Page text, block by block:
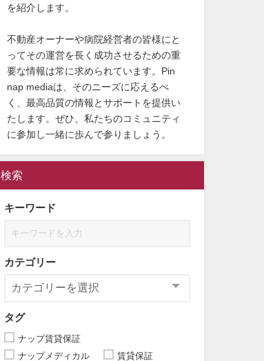
を紹介します。
不動産オーナーや病院経営者の皆様にと
ってその運営を長く成功させるための重
要な情報は常に求められています。Pin
nap mediaは、そのニーズに応えるべ
く、最高品質の情報とサポートを提供い
たします。ぜひ、私たちのコミュニティ
に参加し一緒に歩んで参りましょう。
検索
キーワード
カテゴリー
タグ
ナップ賃貸保証
ナップメディカル
賃貸保証